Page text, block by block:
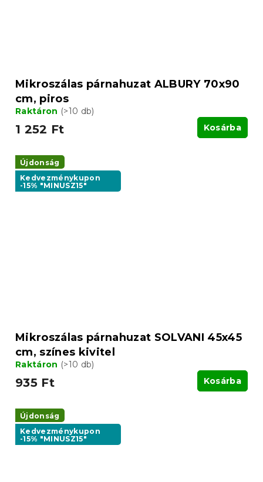
Mikroszálas párnahuzat ALBURY 70x90
cm, piros
Raktáron (>10 db)
1 252 Ft Kosárba
Újdonság
Kedvezménykupon
-15% "MINUSZ15"
Mikroszálas párnahuzat SOLVANI 45x45
cm, színes kivitel
Raktáron (>10 db)
935 Ft Kosárba
Újdonság
Kedvezménykupon
-15% "MINUSZ15"